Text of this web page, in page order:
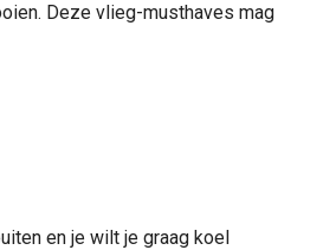
Deze vlieg-musthaves mag
en je wilt je graag koel